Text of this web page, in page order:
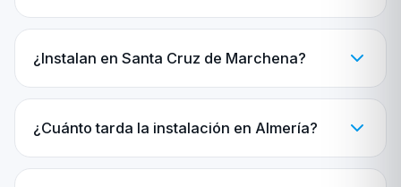
¿Instalan en Santa Cruz de Marchena?
¿Cuánto tarda la instalación en Almería?